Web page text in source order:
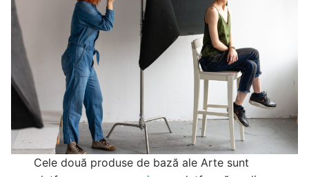
Cele două produse de bază ale Arte sunt